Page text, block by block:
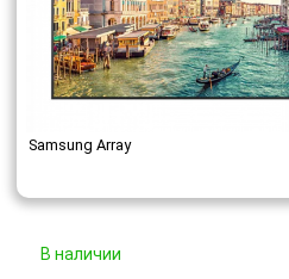
Samsung Array
В наличии